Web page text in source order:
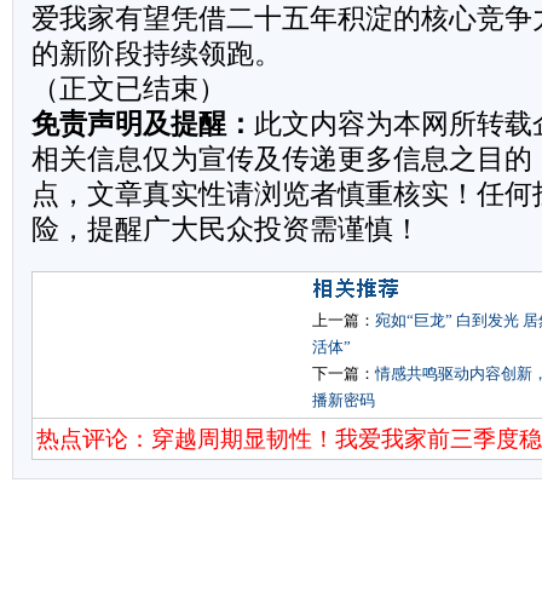
爱我家有望凭借二十五年积淀的核心竞
的新阶段持续领跑。
（正文已结束）
免责声明及提醒： 此文内容为本网所转
相关信息仅为宣传及传递更多信息之目
点，文章真实性请浏览者慎重核实！任
险，提醒广大民众投资需谨慎！
上一篇： 宛如“巨龙” 白到发光
活体”
下一篇：情感共鸣驱动内容创新
播新密码
热点评论：穿越周期显韧性！我爱我家前三季度